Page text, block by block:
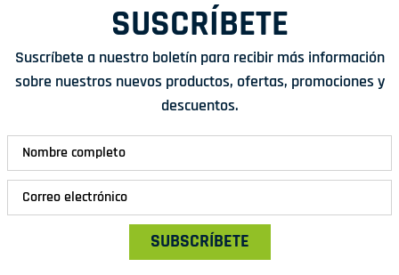
SUSCRÍBETE
Suscríbete a nuestro boletín para recibir más información
sobre nuestros nuevos productos, ofertas, promociones y
descuentos.
SUBSCRÍBETE